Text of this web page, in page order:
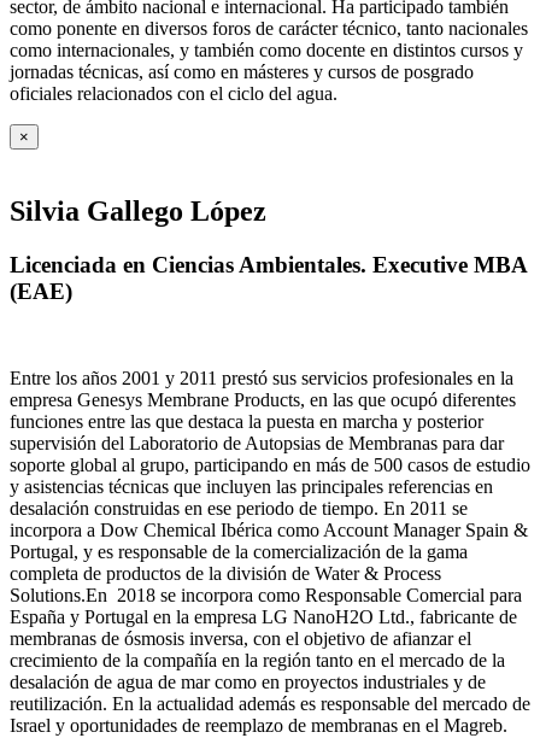
sector, de ámbito nacional e internacional. Ha participado también
como ponente en diversos foros de carácter técnico, tanto nacionales
como internacionales, y también como docente en distintos cursos y
jornadas técnicas, así como en másteres y cursos de posgrado
oficiales relacionados con el ciclo del agua.
×
Silvia Gallego López
Licenciada en Ciencias Ambientales. Executive MBA
(EAE)
Entre los años 2001 y 2011 prestó sus servicios profesionales en la
empresa Genesys Membrane Products, en las que ocupó diferentes
funciones entre las que destaca la puesta en marcha y posterior
supervisión del Laboratorio de Autopsias de Membranas para dar
soporte global al grupo, participando en más de 500 casos de estudio
y asistencias técnicas que incluyen las principales referencias en
desalación construidas en ese periodo de tiempo. En 2011 se
incorpora a Dow Chemical Ibérica como Account Manager Spain &
Portugal, y es responsable de la comercialización de la gama
completa de productos de la división de Water & Process
Solutions.En 2018 se incorpora como Responsable Comercial para
España y Portugal en la empresa LG NanoH2O Ltd., fabricante de
membranas de ósmosis inversa, con el objetivo de afianzar el
crecimiento de la compañía en la región tanto en el mercado de la
desalación de agua de mar como en proyectos industriales y de
reutilización. En la actualidad además es responsable del mercado de
Israel y oportunidades de reemplazo de membranas en el Magreb.